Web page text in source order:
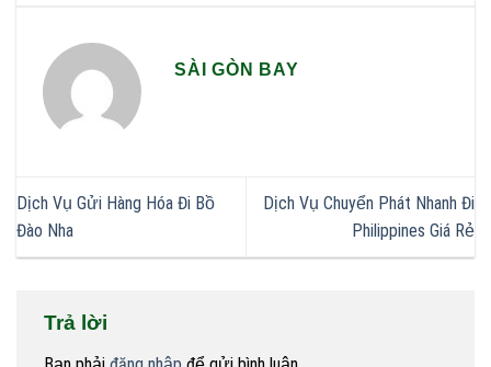
SÀI GÒN BAY
Dịch Vụ Gửi Hàng Hóa Đi Bồ
Đào Nha
Dịch Vụ Chuyển Phát Nhanh Đi
Philippines Giá Rẻ
Trả lời